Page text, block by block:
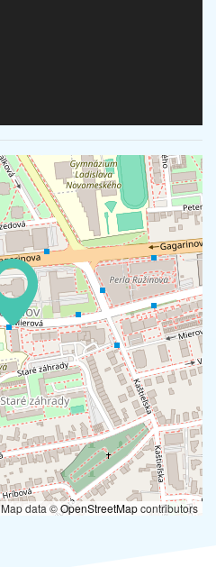
Map data ©OpenStreetMapcontributors